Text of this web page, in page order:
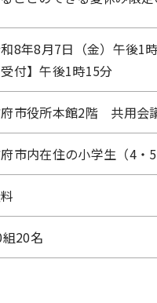
8年8月7日（金）午後1
受付】午後1時15分
市役所本館2階 共用会
市内在住の小学生（4・
20名